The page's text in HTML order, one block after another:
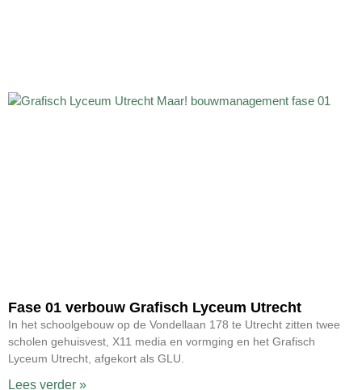
Fase 01 verbouw Grafisch Lyceum Utrecht
In het schoolgebouw op de Vondellaan 178 te Utrecht zitten twee
scholen gehuisvest, X11 media en vormging en het Grafisch
Lyceum Utrecht, afgekort als GLU.
Lees verder »